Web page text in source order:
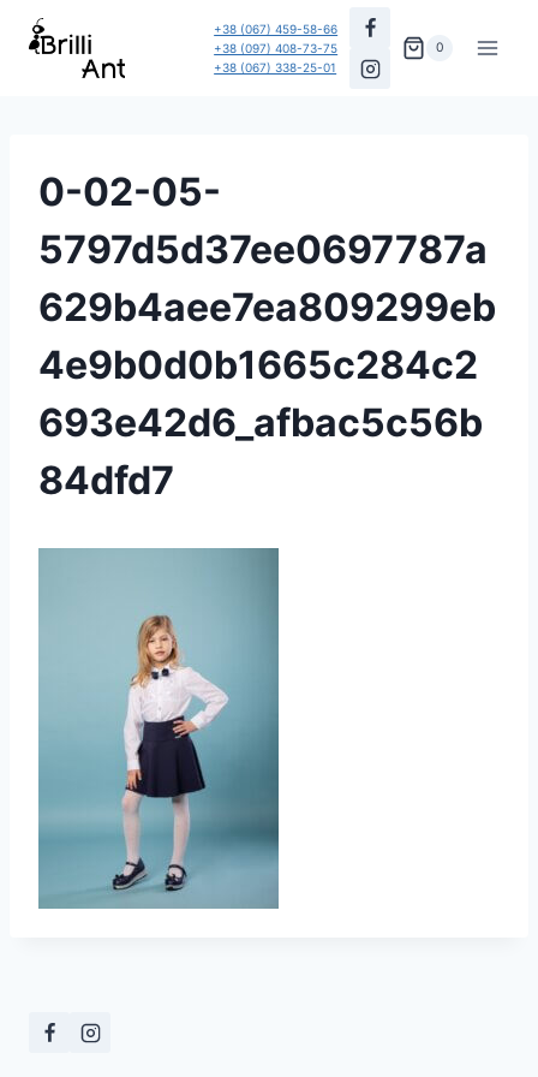
Перейти
+38 (067) 459-58-66
+38 (097) 408-73-75
+38 (067) 338-25-01
0
0-02-05-
5797d5d37ee0697787a
629b4aee7ea809299eb
4e9b0d0b1665c284c2
693e42d6_afbac5c56b
84dfd7